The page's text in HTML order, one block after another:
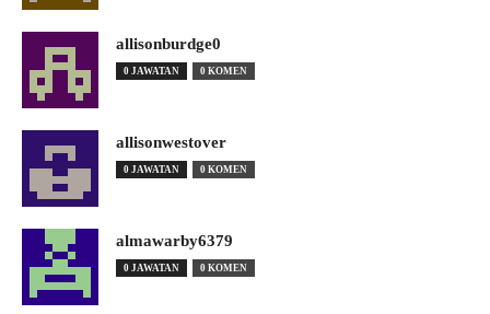
allisonburdge0
0 JAWATAN 0 KOMEN
allisonwestover
0 JAWATAN 0 KOMEN
almawarby6379
0 JAWATAN 0 KOMEN